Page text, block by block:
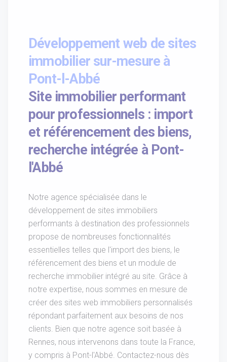
Développement web de sites
immobilier sur-mesure à
Pont-l-Abbé
Site immobilier performant
pour professionnels : import
et référencement des biens,
recherche intégrée à Pont-
l'Abbé
Notre agence spécialisée dans le
développement de sites immobiliers
performants à destination des professionnels
propose de nombreuses fonctionnalités
essentielles telles que l'import des biens, le
référencement des biens et un module de
recherche immobilier intégré au site. Grâce à
notre expertise, nous sommes en mesure de
créer des sites web immobiliers personnalisés
répondant parfaitement aux besoins de nos
clients. Bien que notre agence soit basée à
Rennes, nous intervenons dans toute la France,
y compris à Pont-l'Abbé. Contactez-nous dès